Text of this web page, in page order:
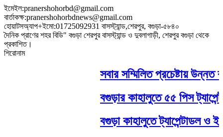
ইমেইল:pranershohorbd@gmail.com
বার্তাকক্ষ:pranershohorbdnews@gmail.com
হোয়াটসঅ্যাপ+ইমো:01725092931 বাসস্ট্যান্ড,শেরপুর, বগুড়া-৫৮৪০
দৈনিক প্রাণের শহর বিডি" বগুড়া শেরপুর বাসস্ট্যান্ড ও দুবলাগাড়ী, শেরপুর বগুড়া থেকে
প্রকাশিত।
শিরোনাম
সবার সম্মিলিত প্রচেষ্টায় উন্নত
বগুড়ার কাহালুতে ৫৫ পিস
বগুড়া কাহালুতে ট্যাপেন্টাডল ও